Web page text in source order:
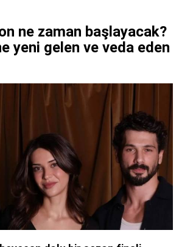
ne zaman başlayacak?
yeni gelen ve veda eden